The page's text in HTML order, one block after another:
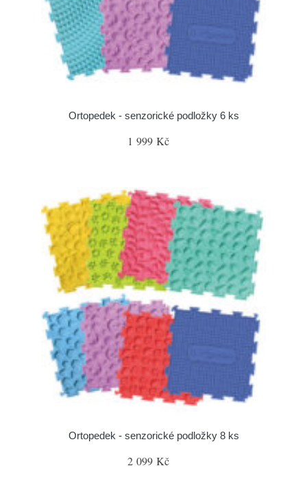
Ortopedek - senzorické podložky 6 ks
1 999 Kč
Ortopedek - senzorické podložky 8 ks
2 099 Kč